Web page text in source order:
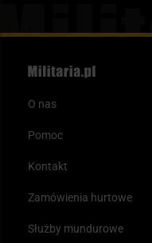
O nas
Pomoc
Kontakt
Zamówienia hurtowe
Służby mundurowe